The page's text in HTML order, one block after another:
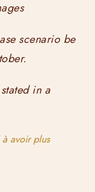
scenario be
in a
à avoir plus